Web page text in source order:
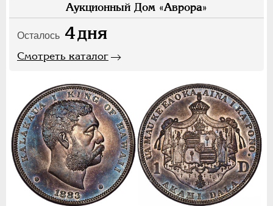
Аукционный Дом «Аврора»
Осталось 4дня
Смотреть каталог